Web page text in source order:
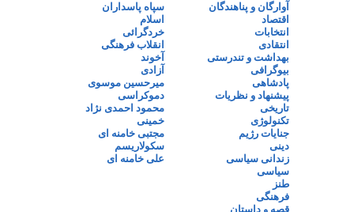
آوارگان و پناهندگان
اقتصاد
انتخابات
انتقادی
بهداشت و تندرستی
بیوگرافی
پادشاهی
پیشنهاد و نظریات
تاریخی
تکنولوژی
جنایات رژیم
دینی
زندانی سیاسی
سیاسی
طنز
فرهنگی
قصه و داستان
سپاه پاسداران
اسلام
خردگرائی
انقلاب فرهنگی
آخوند
آزادی
میرحسین موسوی
دموکراسی
محمود احمدی نژاد
خمینی
مجتبی خامنه ای
سکولاریسم
علی خامنه ای